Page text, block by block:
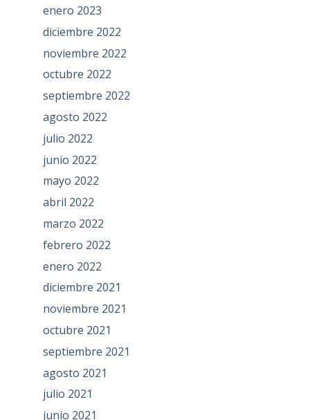
enero 2023
diciembre 2022
noviembre 2022
octubre 2022
septiembre 2022
agosto 2022
julio 2022
junio 2022
mayo 2022
abril 2022
marzo 2022
febrero 2022
enero 2022
diciembre 2021
noviembre 2021
octubre 2021
septiembre 2021
agosto 2021
julio 2021
junio 2021